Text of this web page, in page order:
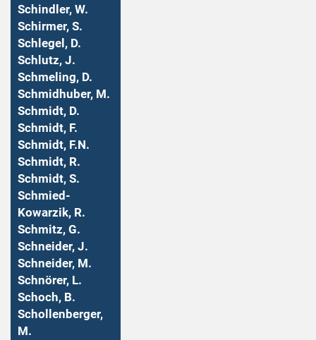
Schindler, W.
Schirmer, S.
Schlegel, D.
Schlutz, J.
Schmeling, D.
Schmidhuber, M.
Schmidt, D.
Schmidt, F.
Schmidt, F.N.
Schmidt, R.
Schmidt, S.
Schmied-
Kowarzik, R.
Schmitz, G.
Schneider, J.
Schneider, M.
Schnörer, L.
Schoch, B.
Schollenberger,
M.